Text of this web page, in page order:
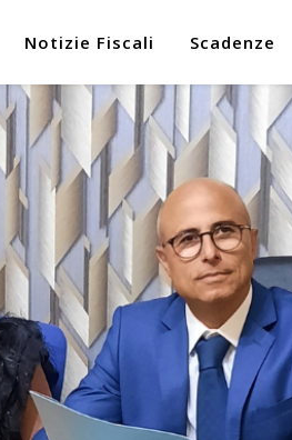
Notizie Fiscali Scadenze